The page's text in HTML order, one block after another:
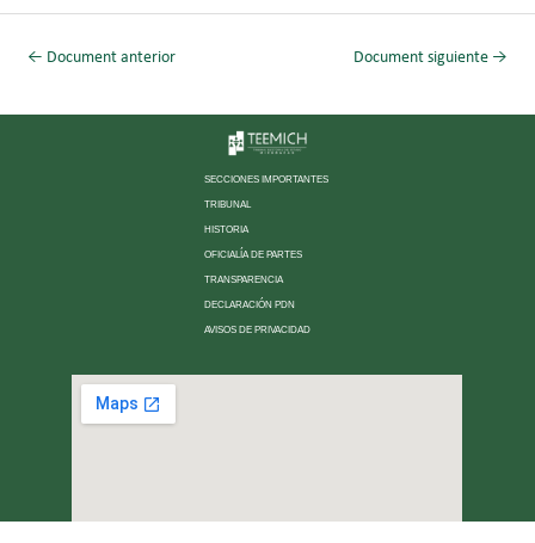
← Document anterior Document siguiente →
SECCIONES IMPORTANTES
TRIBUNAL
HISTORIA
OFICIALÍA DE PARTES
TRANSPARENCIA
DECLARACIÓN PDN
AVISOS DE PRIVACIDAD